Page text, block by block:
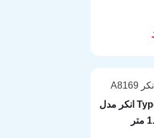
فنی محصول
کابل شارژر و تبدیل Type C انکر مدل